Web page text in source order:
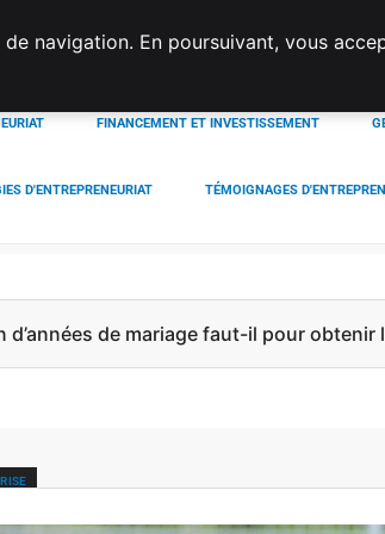
FINANCEMENT ET INVESTISSEMENT
D'ENTREPRENEURIAT TÉMOIGNAGES
d’années de mariage faut-il pour
navigation. En poursuivant, vous